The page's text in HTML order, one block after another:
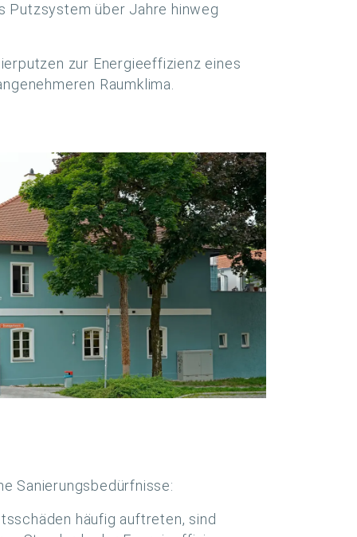
Putzsystem über Jahre hinweg
zur Energieeffizienz eines
Raumklima.
Sanierungsbedürfnisse:
häufig auftreten, sind